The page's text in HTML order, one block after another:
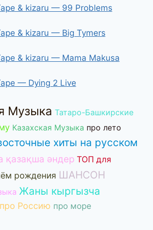
& kizaru — 99 Problems
& kizaru — Big Tymers
& kizaru — Mama Makusa
— Dying 2 Live
Музыка Татаро-Башкирские
Казахская Музыка про лето
хиты на русском
қазақша әндер ТОП для
рождения ШАНСОН
Жаны кыргызча
про Россию про море